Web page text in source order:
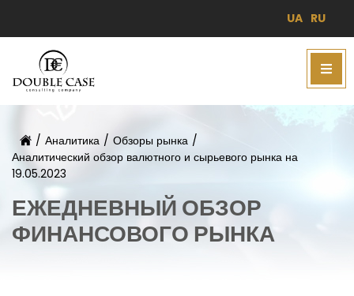
UA RU
/ Аналитика / Обзоры рынка /
Аналитический обзор валютного и сырьевого рынка на
19.05.2023
ЕЖЕДНЕВНЫЙ ОБЗОР
ФИНАНСОВОГО РЫНКА